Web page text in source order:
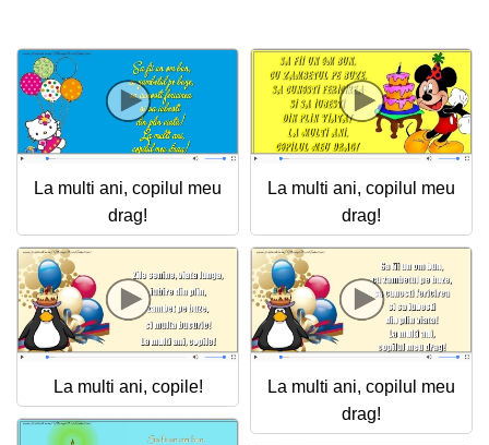
La multi ani, copilul meu
drag!
La multi ani, copilul meu
drag!
La multi ani, copile!
La multi ani, copilul meu
drag!